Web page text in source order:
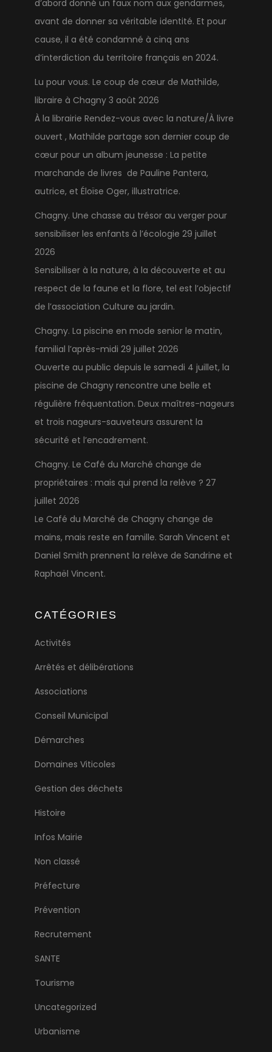
d’abord donné un faux nom aux gendarmes,
avant de donner sa véritable identité. Et pour
cause, il a été condamné à cinq ans
d’interdiction du territoire français en 2024.
Lu pour vous. Le coup de cœur de Mathilde,
libraire à Chagny 3 août 2026
À la librairie Rendez-vous avec la nature/À livre
ouvert , Mathilde partage son dernier coup de
cœur pour un album jeunesse : La petite
marchande de livres de Pauline Pantera,
autrice, et Éloïse Oger, illustratrice.
Chagny. Une chasse au trésor au verger pour
sensibiliser les enfants à l’écologie 29 juillet
2026
Sensibiliser à la nature, à la découverte et au
respect de la faune et la flore, tel est l’objectif
de l’association Culture au jardin.
Chagny. La piscine en mode senior le matin,
familial l’après-midi 29 juillet 2026
Ouverte au public depuis le samedi 4 juillet, la
piscine de Chagny rencontre une belle et
régulière fréquentation. Deux maîtres-nageurs
et trois nageurs-sauveteurs assurent la
sécurité et l’encadrement.
Chagny. Le Café du Marché change de
propriétaires : mais qui prend la relève ? 27
juillet 2026
Le Café du Marché de Chagny change de
mains, mais reste en famille. Sarah Vincent et
Daniel Smith prennent la relève de Sandrine et
Raphaël Vincent.
CATÉGORIES
Activités
Arrêtés et délibérations
Associations
Conseil Municipal
Démarches
Domaines Viticoles
Gestion des déchets
Histoire
Infos Mairie
Non classé
Préfecture
Prévention
Recrutement
SANTE
Tourisme
Uncategorized
Urbanisme